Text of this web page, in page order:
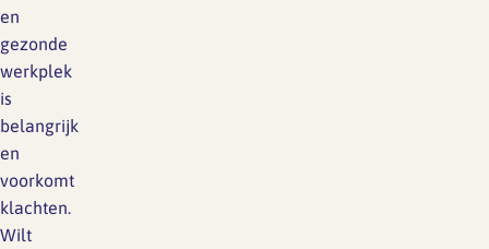
en
gezonde
werkplek
is
belangrijk
en
voorkomt
klachten.
Wilt